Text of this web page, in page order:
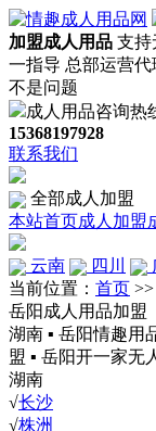
加盟成人用品 支持
一指导 总部运营
不是问题
成人用品咨询热
15368197928
联系我们
全部成人加盟
本站首页成人加盟
云南 四川
当前位置： 首页 >>
岳阳成人用品加盟
湖南 ▪ 岳阳情趣用
盟 ▪ 岳阳开一家无
湖南
√长沙
√株洲